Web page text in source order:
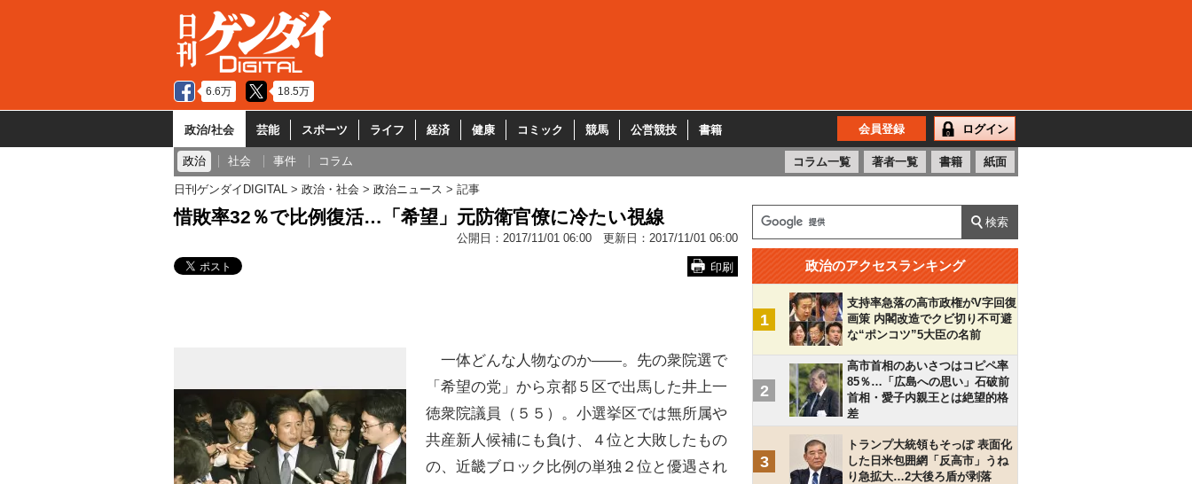
6.6万 18.5万
政治/社会 芸能 スポーツ ライフ 経済 健康 コミック 競馬 公営競技 書籍 会員登録 ログイン
政治 社会 事件 コラム コラム一覧 著者一覧 書籍 紙面
日刊ゲンダイDIGITAL 政治・社会 政治ニュース 記事
惜敗率32％で比例復活…「希望」元防衛官僚に冷たい視線
公開日： 2017/11/01 06:00 更新日： 2017/11/01 06:00
印刷
一体どんな人物なのか――。先の衆院選で
「希望の党」から京都５区で出馬した井上一
徳衆院議員（５５）。小選挙区では無所属や
共産新人候補にも負け、４位と大敗したもの
の、近畿ブロック比例の単独２位と優遇され
政治のアクセスランキング
1
支持率急落の高市政権がV字回復
画策 内閣改造でクビ切り不可避
な“ポンコツ”5大臣の名前
2
高市首相のあいさつはコピペ率
85％…「広島への思い」石破前
首相・愛子内親王とは絶望的格
差
3
トランプ大統領もそっぽ 表面化
した日米包囲網「反高市」うね
り急拡大…2大後ろ盾が剥落